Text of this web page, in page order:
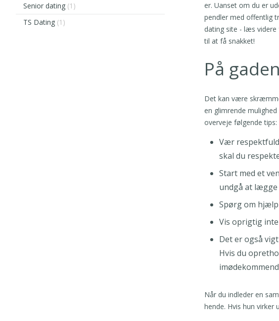
Senior dating (1)
TS Dating (1)
er. Uanset om du er
pendler med offentlig
dating site - læs
til at få snakket!
På gaden
Det kan være
en glimrende
overveje følgende tips:
Vær
skal du
Start med et
undgå at
Spørg om hjælp
Vis oprigtig
Det er også
Hvis du
Når du indleder en
hende. Hvis hun virker